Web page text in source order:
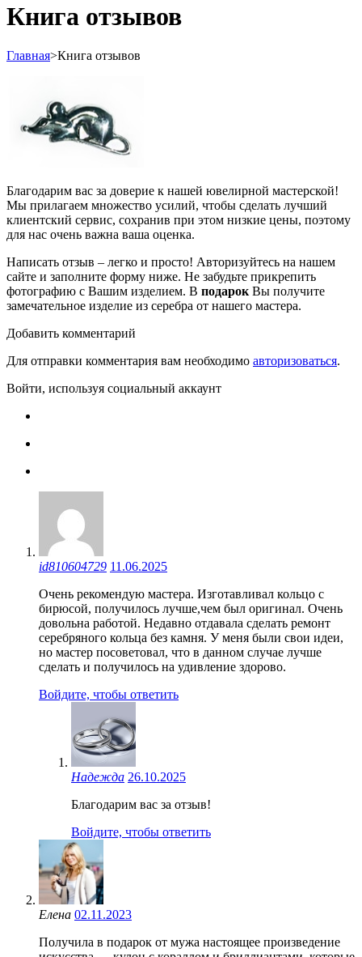
Книга отзывов
Главная>Книга отзывов
Благодарим вас за доверие к нашей ювелирной мастерской!
Мы прилагаем множество усилий, чтобы сделать лучший
клиентский сервис, сохранив при этом низкие цены, поэтому
для нас очень важна ваша оценка.
Написать отзыв – легко и просто! Авторизуйтесь на нашем
сайте и заполните форму ниже. Не забудьте прикрепить
фотографию с Вашим изделием. В подарок Вы получите
замечательное изделие из серебра от нашего мастера.
Добавить комментарий
Для отправки комментария вам необходимо авторизоваться.
Войти, используя социальный аккаунт
id810604729 11.06.2025
Очень рекомендую мастера. Изготавливал кольцо с
бирюсой, получилось лучше,чем был оригинал. Очень
довольна работой. Недавно отдавала сделать ремонт
серебряного кольца без камня. У меня были свои идеи,
но мастер посоветовал, что в данном случае лучше
сделать и получилось на удивление здорово.
Войдите, чтобы ответить
Надежда 26.10.2025
Благодарим вас за отзыв!
Войдите, чтобы ответить
Елена 02.11.2023
Получила в подарок от мужа настоящее произведение